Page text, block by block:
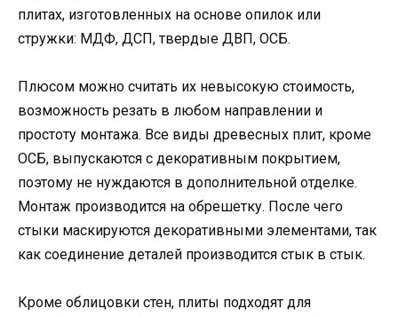
плитах, изготовленных на основе опилок или
стружки: МДФ, ДСП, твердые ДВП, ОСБ.
Плюсом можно считать их невысокую стоимость,
возможность резать в любом направлении и
простоту монтажа. Все виды древесных плит, кроме
ОСБ, выпускаются с декоративным покрытием,
поэтому не нуждаются в дополнительной отделке.
Монтаж производится на обрешетку. После чего
стыки маскируются декоративными элементами, так
как соединение деталей производится стык в стык.
Кроме облицовки стен, плиты подходят для